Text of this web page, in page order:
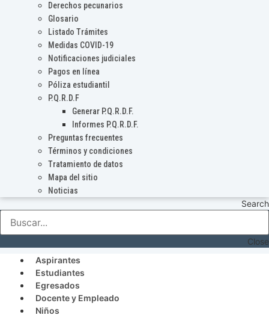
Derechos pecunarios
Glosario
Listado Trámites
Medidas COVID-19
Notificaciones judiciales
Pagos en línea
Póliza estudiantil
P.Q.R.D.F
Generar P.Q.R.D.F.
Informes P.Q.R.D.F.
Preguntas frecuentes
Términos y condiciones
Tratamiento de datos
Mapa del sitio
Noticias
Search
Close
Aspirantes
Estudiantes
Egresados
Docente y Empleado
Niños